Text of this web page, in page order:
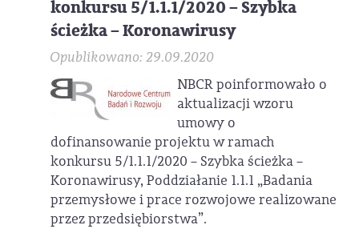
konkursu 5/1.1.1/2020 – Szybka
ścieżka – Koronawirusy
Opublikowano: 29.09.2020
NBCR poinformowało o
aktualizacji wzoru
umowy o
dofinansowanie projektu w ramach
konkursu 5/1.1.1/2020 – Szybka ścieżka –
Koronawirusy, Poddziałanie 1.1.1 „Badania
przemysłowe i prace rozwojowe realizowane
przez przedsiębiorstwa”.